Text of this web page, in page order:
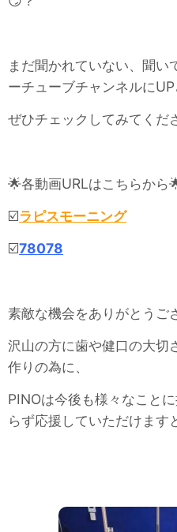
まだ聞かれていない、聞い
ーチューブチャンネルに
ぜひチェックしてみてくだ
🌟各動画URLはこちらから
☑️ラピスモーニング
☑️78078
素敵な機会をありがとうご
沢山の方に歯や健口の大切
作りの為に、
PINOは今後も様々なこと
らず応援していただけます